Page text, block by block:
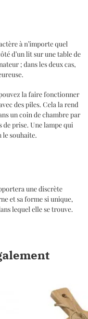
à n’importe quel
d’un lit sur une table de
; dans les deux cas,
la faire fonctionner
des piles. Cela la rend
un coin de chambre par
de prise. Une lampe qui
le souhaite.
une discrète
et sa forme si unique,
lequel elle se trouve.